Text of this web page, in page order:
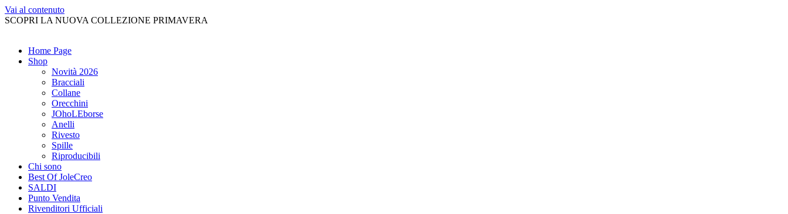
Vai al contenuto
SCOPRI LA NUOVA COLLEZIONE PRIMAVERA
Home Page
Shop
Novità 2026
Bracciali
Collane
Orecchini
JOhoLEborse
Anelli
Rivesto
Spille
Riproducibili
Chi sono
Best Of JoleCreo
SALDI
Punto Vendita
Rivenditori Ufficiali